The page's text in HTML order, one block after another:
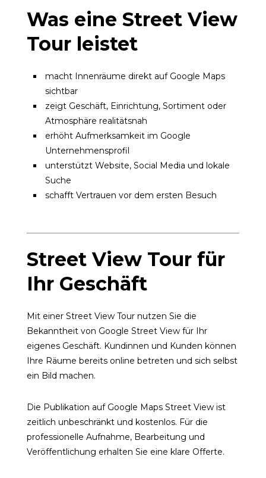
Was eine Street View
Tour leistet
macht Innenräume direkt auf Google Maps
sichtbar
zeigt Geschäft, Einrichtung, Sortiment oder
Atmosphäre realitätsnah
erhöht Aufmerksamkeit im Google
Unternehmensprofil
unterstützt Website, Social Media und lokale
Suche
schafft Vertrauen vor dem ersten Besuch
Street View Tour für
Ihr Geschäft
Mit einer Street View Tour nutzen Sie die
Bekanntheit von Google Street View für Ihr
eigenes Geschäft. Kundinnen und Kunden können
Ihre Räume bereits online betreten und sich selbst
ein Bild machen.
Die Publikation auf Google Maps Street View ist
zeitlich unbeschränkt und kostenlos. Für die
professionelle Aufnahme, Bearbeitung und
Veröffentlichung erhalten Sie eine klare Offerte.